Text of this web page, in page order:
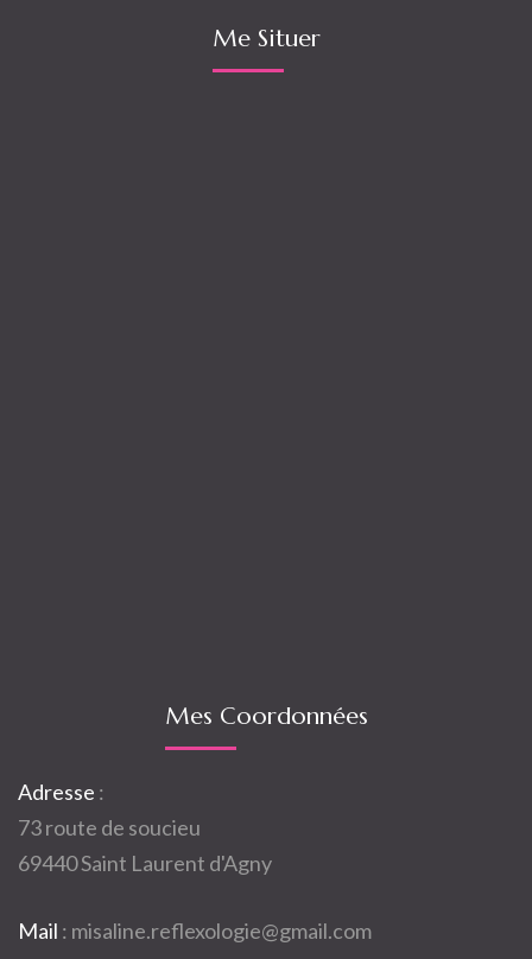
Me Situer
Mes Coordonnées
Adresse :
73 route de soucieu
69440 Saint Laurent d'Agny
Mail : misaline.reflexologie@gmail.com